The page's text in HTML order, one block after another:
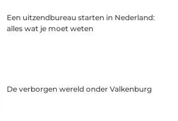
Een uitzendbureau starten in Nederland:
alles wat je moet weten
De verborgen wereld onder Valkenburg